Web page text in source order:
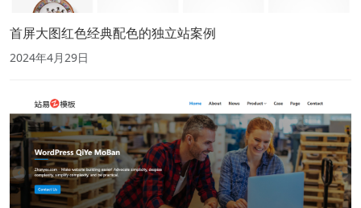
首屏大图红色经典配色的独立站案例
2024年4月29日